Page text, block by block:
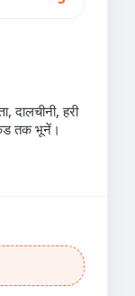
दालचीनी, हरी
तक भूनें।